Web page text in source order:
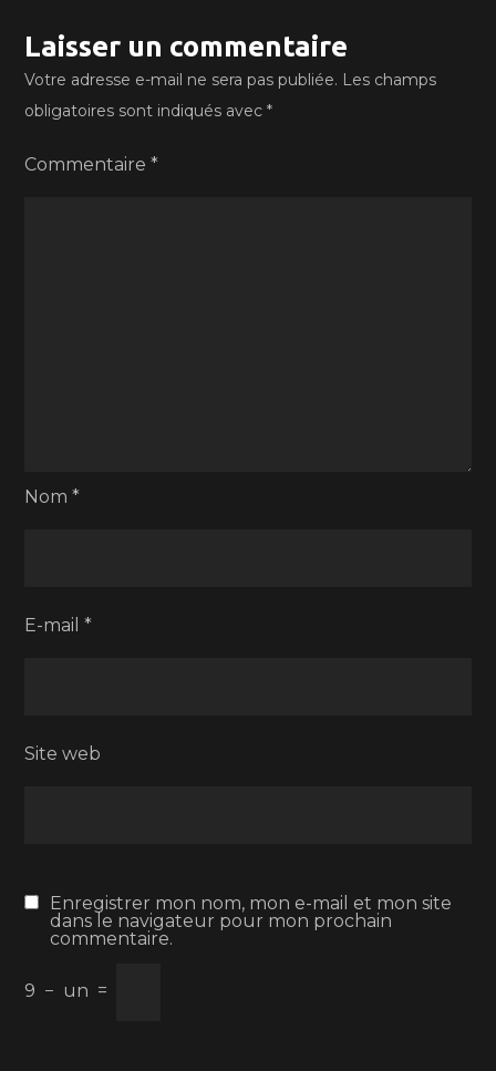
Laisser un commentaire
Votre adresse e-mail ne sera pas publiée. Les champs
obligatoires sont indiqués avec*
Commentaire*
Nom*
E-mail*
Site web
Enregistrer mon nom, mon e-mail et mon site
dans le navigateur pour mon prochain
commentaire.
9 − un =